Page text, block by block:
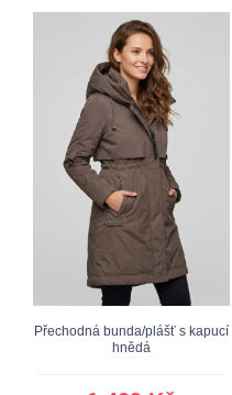
Přechodná bunda/plášť s kapucí
hnědá